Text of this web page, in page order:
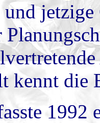
kennt die
1992